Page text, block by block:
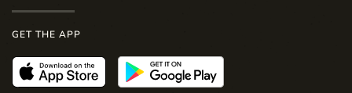
GET THE APP